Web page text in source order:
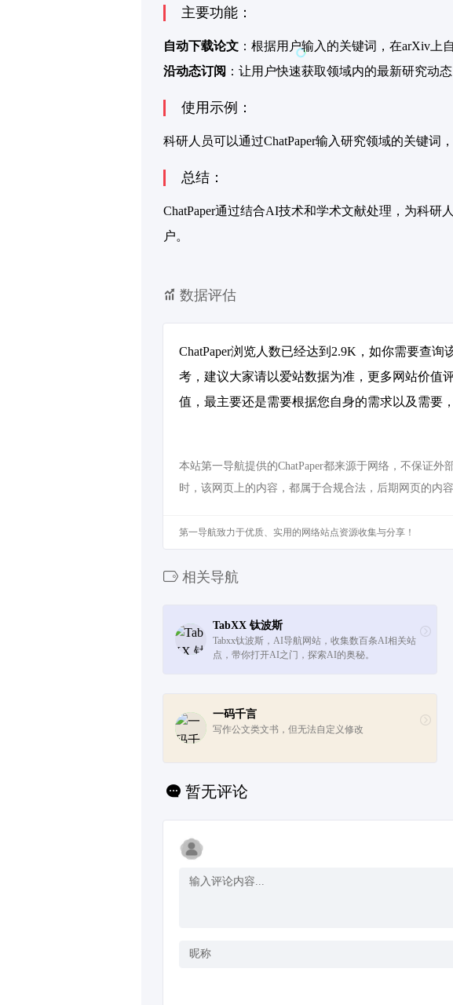
主要功能：
自动下载论文 ：根据用户输入的关键词，在arXiv上
沿动态订阅 ：让用户快速获取领域内的最新研究动态
使用示例：
科研人员可以通过ChatPaper输入研究领域的关键词
总结：
ChatPaper通过结合AI技术和学术文献处理，为科
户。
数据评估
ChatPaper浏览人数已经达到2.9K，如你需要查
考，建议大家请以爱站数据为准，更多网站价值
值，最主要还是需要根据您自身的需求以及需要
本站第一导航提供的ChatPaper都来源于网络，不保证
时，该网页上的内容，都属于合规合法，后期网页的内
第一导航致力于优质、实用的网络站点资源收集与分享！
相关导航
TabXX 钛波斯
Tabxx钛波斯，AI导航网站，收集数百条AI相关站
点，带你打开AI之门，探索AI的奥秘。
一码千言
写作公文类文书，但无法自定义修改
暂无评论